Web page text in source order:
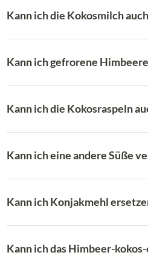
Kann ich die Kokosmilch
Kann ich gefrorene
Kann ich die Kokosraspeln
Kann ich eine andere Süße
Kann ich Konjakmehl
Kann ich das Himbeer-